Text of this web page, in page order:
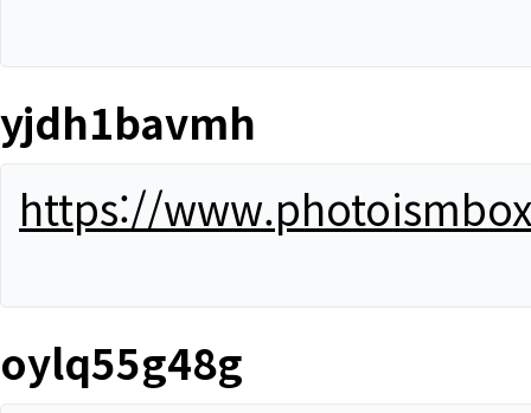
yjdh1bavmh
https://
oylq55g48g